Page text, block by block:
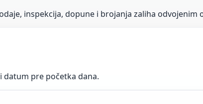
inspekcija, dopune i brojanja zaliha odvojenim
pre početka dana.